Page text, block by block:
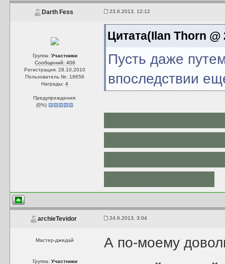
Darth Fess 23.6.2013, 12:12
Группа: Участники
Сообщений: 406
Регистрация: 28.10.2010
Пользователь №: 18656
Награды:4
Предупреждения:
(0%)
Цитата(Ilan Thorn
Пусть даже
впоследствии
archieTevidor 24.6.2013, 3:04
Мастер-джедай
Группа: Участники
А по-моему